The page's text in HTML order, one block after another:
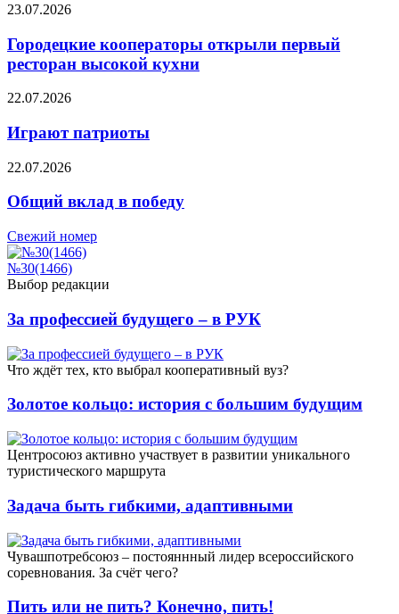
23.07.2026
Городецкие кооператоры открыли первый
ресторан высокой кухни
22.07.2026
Играют патриоты
22.07.2026
Общий вклад в победу
Свежий номер
№30(1466)
Выбор редакции
За профессией будущего – в РУК
Что ждёт тех, кто выбрал кооперативный вуз?
Золотое кольцо: история с большим будущим
Центросоюз активно участвует в развитии уникального
туристического маршрута
Задача быть гибкими, адаптивными
Чувашпотребсоюз – постояннный лидер всероссийского
соревнования. За счёт чего?
Пить или не пить? Конечно, пить!